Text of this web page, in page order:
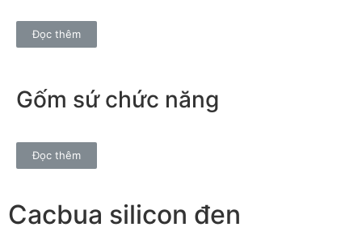
Đọc thêm
Gốm sứ chức năng
Đọc thêm
Cacbua silicon đen